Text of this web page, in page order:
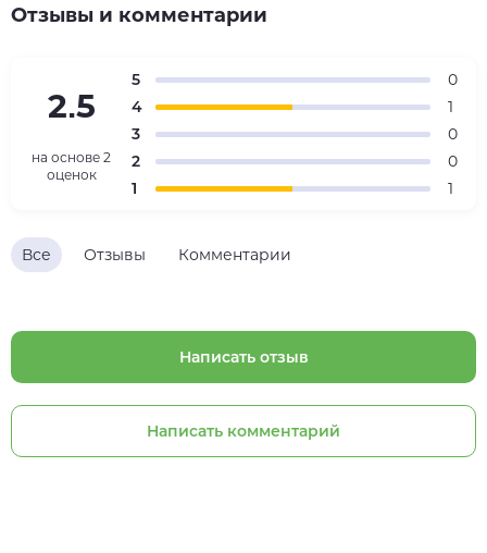
Отзывы и комментарии
Все Отзывы Комментарии
Написать отзыв
Написать комментарий
2.5
на основе 2
оценок
5
0
4
1
3
0
2
0
1
1